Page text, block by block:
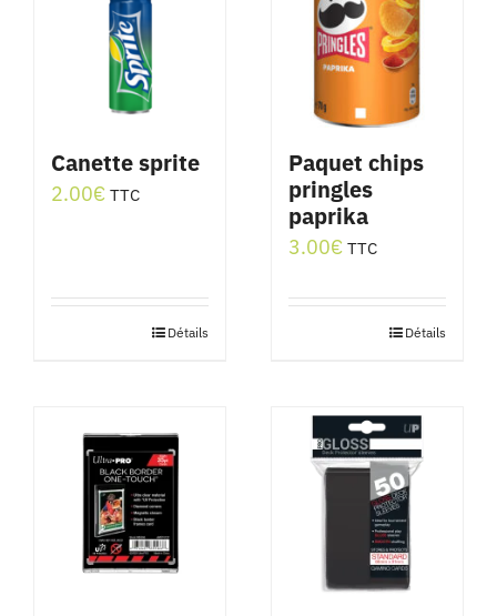
Canette sprite
2.00€ TTC
Détails
Paquet chips
pringles
paprika
3.00€ TTC
Détails